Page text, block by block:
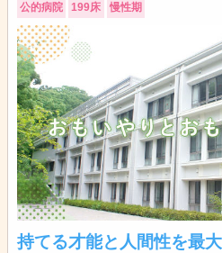
公的病院 199床 慢性期
持てる才能と人間性を最